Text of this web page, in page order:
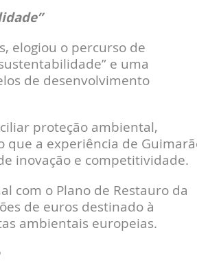
elogiou o percurso de
e uma
de desenvolvimento
proteção ambiental,
a experiência de
inovação e competitividade.
com o Plano de Restauro da
de euros destinado à
ambientais europeias.